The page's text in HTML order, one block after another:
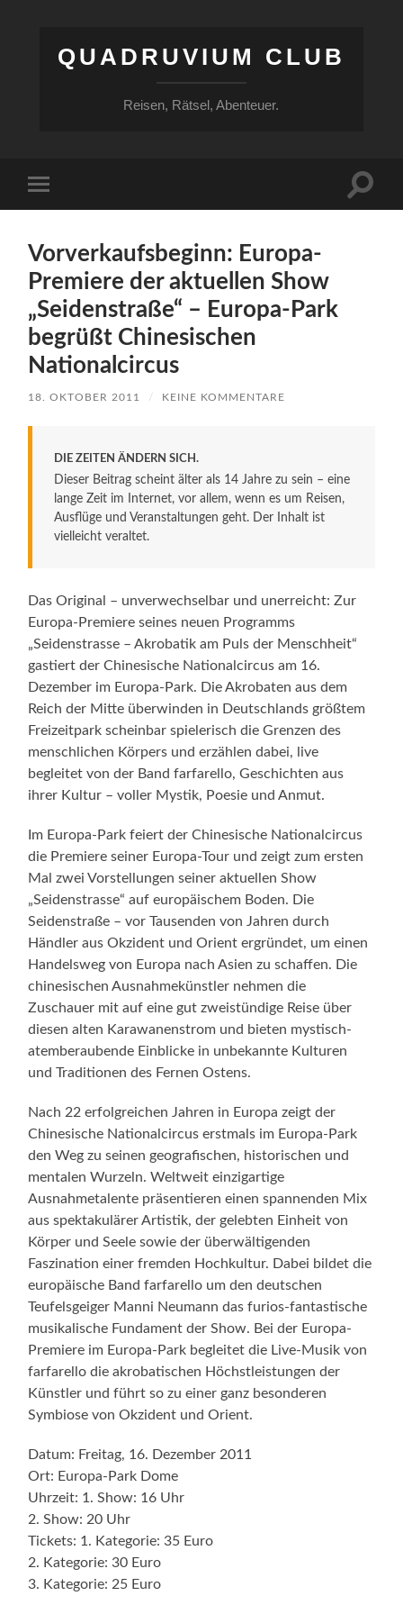
QUADRUVIUM CLUB
Reisen, Rätsel, Abenteuer.
Menü
Vorverkaufsbeginn: Europa-
Premiere der aktuellen Show
„Seidenstraße“ – Europa-Park
begrüßt Chinesischen
Nationalcircus
18. OKTOBER 2011 / KEINE KOMMENTARE
DIE ZEITEN ÄNDERN SICH.
Dieser Beitrag scheint älter als 14 Jahre zu sein – eine
lange Zeit im Internet, vor allem, wenn es um Reisen,
Ausflüge und Veranstaltungen geht. Der Inhalt ist
vielleicht veraltet.
Das Original – unverwechselbar und unerreicht: Zur
Europa-Premiere seines neuen Programms
„Seidenstrasse – Akrobatik am Puls der Menschheit“
gastiert der Chinesische Nationalcircus am 16.
Dezember im Europa-Park. Die Akrobaten aus dem
Reich der Mitte überwinden in Deutschlands größtem
Freizeitpark scheinbar spielerisch die Grenzen des
menschlichen Körpers und erzählen dabei, live
begleitet von der Band farfarello, Geschichten aus
ihrer Kultur – voller Mystik, Poesie und Anmut.
Im Europa-Park feiert der Chinesische Nationalcircus
die Premiere seiner Europa-Tour und zeigt zum ersten
Mal zwei Vorstellungen seiner aktuellen Show
„Seidenstrasse“ auf europäischem Boden. Die
Seidenstraße – vor Tausenden von Jahren durch
Händler aus Okzident und Orient ergründet, um einen
Handelsweg von Europa nach Asien zu schaffen. Die
chinesischen Ausnahmekünstler nehmen die
Zuschauer mit auf eine gut zweistündige Reise über
diesen alten Karawanenstrom und bieten mystisch-
atemberaubende Einblicke in unbekannte Kulturen
und Traditionen des Fernen Ostens.
Nach 22 erfolgreichen Jahren in Europa zeigt der
Chinesische Nationalcircus erstmals im Europa-Park
den Weg zu seinen geografischen, historischen und
mentalen Wurzeln. Weltweit einzigartige
Ausnahmetalente präsentieren einen spannenden Mix
aus spektakulärer Artistik, der gelebten Einheit von
Körper und Seele sowie der überwältigenden
Faszination einer fremden Hochkultur. Dabei bildet die
europäische Band farfarello um den deutschen
Teufelsgeiger Manni Neumann das furios-fantastische
musikalische Fundament der Show. Bei der Europa-
Premiere im Europa-Park begleitet die Live-Musik von
farfarello die akrobatischen Höchstleistungen der
Künstler und führt so zu einer ganz besonderen
Symbiose von Okzident und Orient.
Datum: Freitag, 16. Dezember 2011
Ort: Europa-Park Dome
Uhrzeit: 1. Show: 16 Uhr
2. Show: 20 Uhr
Tickets: 1. Kategorie: 35 Euro
2. Kategorie: 30 Euro
3. Kategorie: 25 Euro